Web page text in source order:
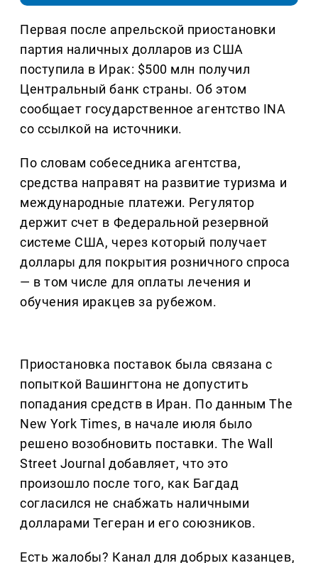
Первая после апрельской приостановки
партия наличных долларов из США
поступила в Ирак: $500 млн получил
Центральный банк страны. Об этом
сообщает государственное агентство INA
со ссылкой на источники.
По словам собеседника агентства,
средства направят на развитие туризма и
международные платежи. Регулятор
держит счет в Федеральной резервной
системе США, через который получает
доллары для покрытия розничного спроса
— в том числе для оплаты лечения и
обучения иракцев за рубежом.
Приостановка поставок была связана с
попыткой Вашингтона не допустить
попадания средств в Иран. По данным The
New York Times, в начале июля было
решено возобновить поставки. The Wall
Street Journal добавляет, что это
произошло после того, как Багдад
согласился не снабжать наличными
долларами Тегеран и его союзников.
Есть жалобы? Канал для добрых казанцев,